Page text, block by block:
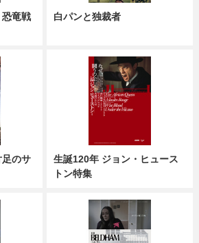
竜戦
白パンと独裁者
のサ
生誕120年 ジョン・ヒュース
トン特集